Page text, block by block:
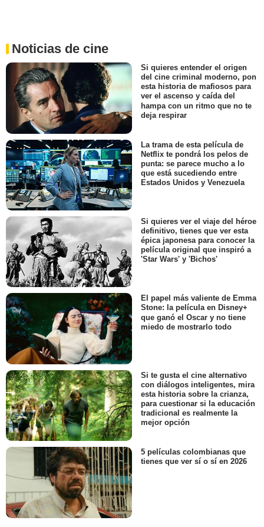
Noticias de cine
Si quieres entender el origen
del cine criminal moderno, pon
esta historia de mafiosos para
ver el ascenso y caída del
hampa con un ritmo que no te
deja respirar
La trama de esta película de
Netflix te pondrá los pelos de
punta: se parece mucho a lo
que está sucediendo entre
Estados Unidos y Venezuela
Si quieres ver el viaje del héroe
definitivo, tienes que ver esta
épica japonesa para conocer la
película original que inspiró a
'Star Wars' y 'Bichos'
El papel más valiente de Emma
Stone: la película en Disney+
que ganó el Oscar y no tiene
miedo de mostrarlo todo
Si te gusta el cine alternativo
con diálogos inteligentes, mira
esta historia sobre la crianza,
para cuestionar si la educación
tradicional es realmente la
mejor opción
5 películas colombianas que
tienes que ver sí o sí en 2026